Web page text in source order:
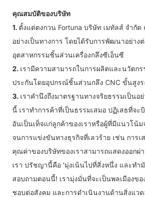
คุณสมบัติของบริษัท
1. ตั้งแต่ตงกวน Fortuna บริษัท เมทัลส์ จำกัด
อย่างเป็นทางการ โดยได้รับการพัฒนาอย่าง
อุตสาหกรรมชิ้นส่วนเครื่องกลึงซีเอ็นซี
2. เรามีความสามารถในการผลิตและนวัตกร
ประกันโดยอุปกรณ์ชิ้นส่วนกลึง CNC ขั้นสูง
3. เราคำนึงถึงมาตรฐานทางจริยธรรมเป็นอ
นี้ เราทำการค้าที่เป็นธรรมเสมอ ปฏิเสธที่จ
อันเป็นเท็จแก่ลูกค้าของเราหรือผู้ที่มีแนวโน้
จนการแข่งขันทางธุรกิจที่เลวร้าย เช่น การ
คุณค่าของบริษัทของเราสามารถแสดงออกผ่
เรา ปรัชญานี้คือ 'มุ่งเน้นไปที่สิ่งหนึ่ง และทำ
สอบถามตอนนี้! เรามุ่งมั่นที่จะเป็นพลเมืองขอ
ชอบต่อสังคม และการดำเนินงานด้านสิ่งแว